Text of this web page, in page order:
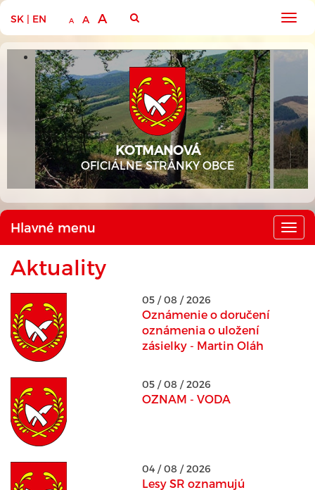
SK | EN A A A
KOTMANOVÁ
OFICIÁLNE STRÁNKY OBCE
Hlavné menu
Aktuality
05 / 08 / 2026
Oznámenie o doručení
oznámenia o uložení
zásielky - Martin Oláh
05 / 08 / 2026
OZNAM - VODA
04 / 08 / 2026
Lesy SR oznamujú